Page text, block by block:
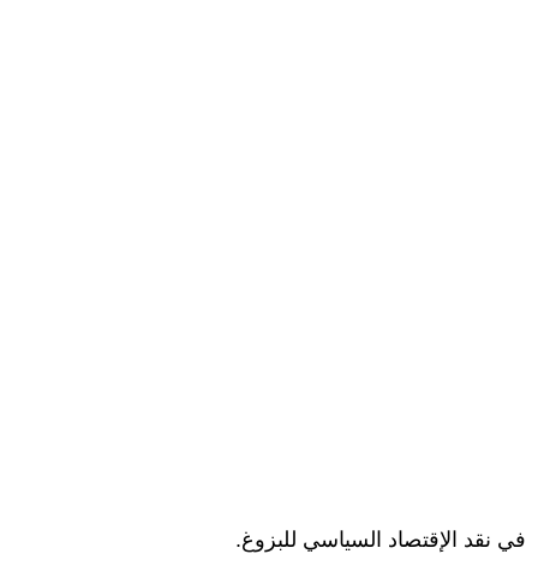
في نقد الإقتصاد السياسي للبزوغ.